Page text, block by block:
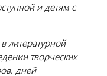
и детям с
литературной
творческих
дней